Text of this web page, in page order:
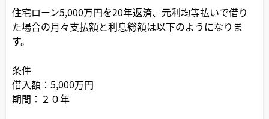
住宅ローン5,000万円を20年返済、元利均等払いで借り
た場合の月々支払額と利息総額は以下のようになりま
す。
条件
借入額：5,000万円
期間：２０年